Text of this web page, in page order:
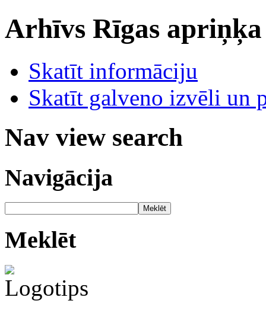
Arhīvs Rīgas
Skatīt informāciju
Skatīt galveno izvēli un
Nav view search
Navigācija
Meklēt
Meklēt